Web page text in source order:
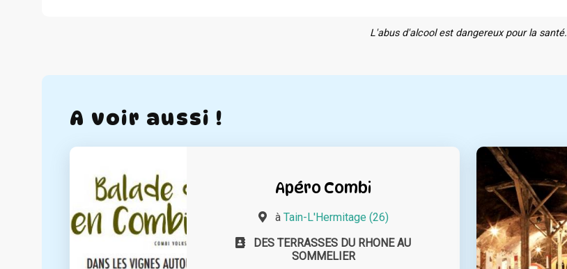
L'abus d'alcool est dangereux pour la santé.
A voir aussi !
Apéro Combi
à Tain-L'Hermitage (26)
DES TERRASSES DU RHONE AU
SOMMELIER